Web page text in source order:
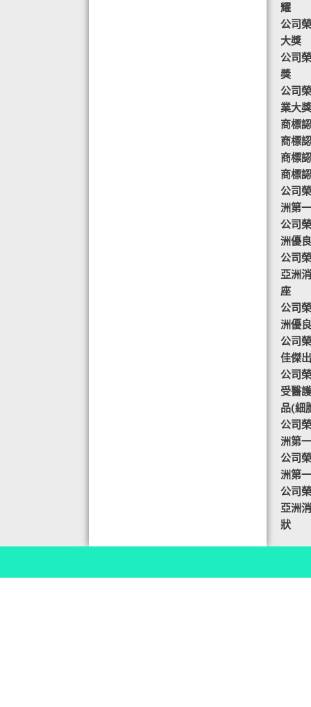
耀
公司
大獎
公司
獎
公司
業大獎
商標
商標
商標
商標
公司
洲第
公司
洲優
公司
亞洲
座
公司
洲優
公司
佳傑
公司
受醫
品(細
公司
洲第
公司
洲第
公司
亞洲
狀